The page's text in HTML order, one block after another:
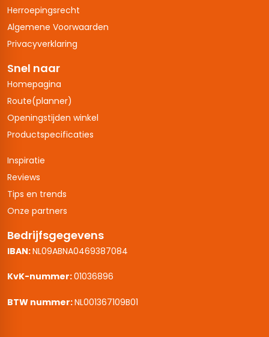
Herroepingsrecht
Algemene Voorwaarden
Privacyverklaring
Snel naar
Homepagina
Route(planner)
Openingstijden winkel
Productspecificaties
Inspiratie
Reviews
Tips en trends
Onze partners
Bedrijfsgegevens
IBAN:NL09ABNA0469387084
KvK-nummer:01036896
BTW nummer:NL001367109B01